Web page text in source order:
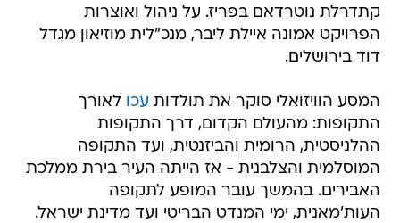
קתדרלת נוטרדאם בפריז. על ניהול ואוצרות
הפרויקט אמונה איילת ליבר, מנכ"לית מוזיאון מגדל
דוד בירושלים.
המסע הוויזואלי סוקר את תולדות עכו לאורך
התקופות: מהעולם הקדום, דרך התקופות
ההלניסטית, הרומית והביזנטית, ועד התקופה
המוסלמית והצלבנית - אז הייתה העיר בירת ממלכת
האבירים. בהמשך עובר המופע לתקופה
העות'מאנית, ימי המנדט הבריטי ועד מדינת ישראל.